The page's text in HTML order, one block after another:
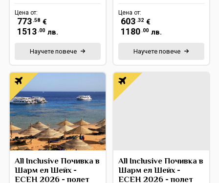
Цена от:
773 .58 €
1513 .00 лв.
Научете повече
Цена от:
603 .32 €
1180 .00 лв.
Научете повече
All Inclusive Почивка в
Шарм ел Шейх -
ЕСЕН 2026 - полет
All Inclusive Почивка в
Шарм ел Шейх -
ЕСЕН 2026 - полет